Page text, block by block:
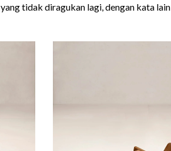
tidak diragukan lagi, dengan kata lain